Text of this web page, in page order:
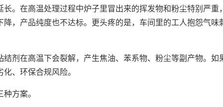
。在高温处理过程中炉子里冒出来的挥发物和粉尘特别严重
，产品纯度也不达标。更头疼的是，车间里的工人抱怨气味
剂在高温下会裂解，产生焦油、苯系物、粉尘等副产物。如
、环保合规风险。
方案。